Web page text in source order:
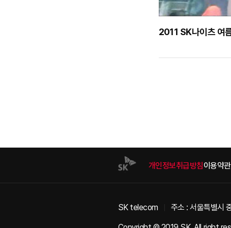
2011 SK나이츠 여
개인정보취급방침이용약관
SK telecom 주소 : 서울특별시